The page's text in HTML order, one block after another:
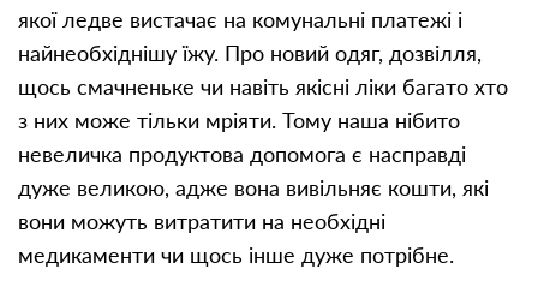
якої ледве вистачає на комунальні платежі і
найнеобхіднішу їжу. Про новий одяг, дозвілля,
щось смачненьке чи навіть якісні ліки багато хто
з них може тільки мріяти. Тому наша нібито
невеличка продуктова допомога є насправді
дуже великою, адже вона вивільняє кошти, які
вони можуть витратити на необхідні
медикаменти чи щось інше дуже потрібне.